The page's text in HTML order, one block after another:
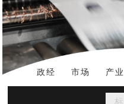
政经 市场 产业